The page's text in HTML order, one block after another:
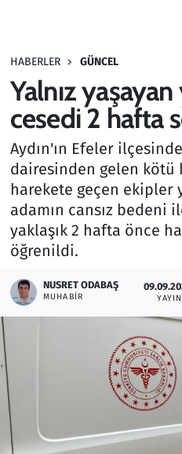
HABERLER GÜNCEL
Yalnız yaşayan
cesedi 2 hafta
Aydın'ın Efeler
dairesinden gelen kötü
harekete geçen ekipler
adamın cansız bedeni
yaklaşık 2 hafta önce
öğrenildi.
NUSRET ODABAŞ
MUHABIR
Haber
Kültür Sanat
Kurumsal Haberler
Lezzet Durağı
Memur ve Kamu
Resmi İlanlar
Rüya Tabirleri